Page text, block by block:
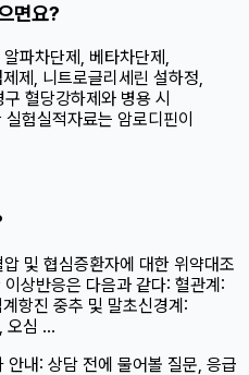
면요?
파차단제, 베타차단제,
제, 니트로글리세린 설하정,
혈당강하제와 병용 시
험실적자료는 암로디핀이
및 협심증환자에 대한 위약대조
상반응은 다음과 같다: 혈관계:
항진 중추 및 말초신경계:
오심 ...
안내: 상담 전에 물어볼 질문, 응급